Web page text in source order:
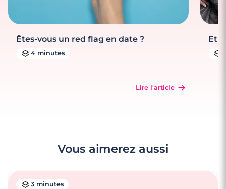
Êtes-vous un red flag en date ?
4 minutes
Lire l'article
Et
Vous aimerez aussi
3 minutes